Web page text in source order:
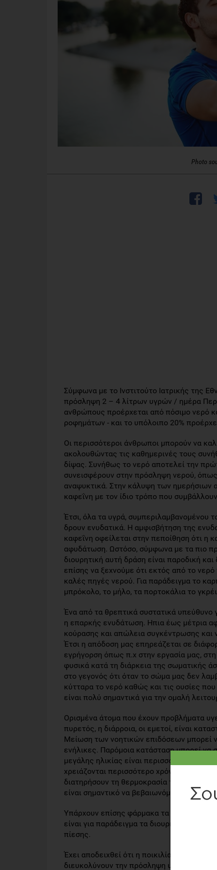
Photo
Σύμφωνα με το Ινστιτούτο Ιατρικής της
πρόσληψη 2 – 4 λίτρων υγρών / ημέρα
ανθρώπους προέρχεται από πόσιμο νερό
ροφημάτων - και το υπόλοιπο 20%
Οι περισσότεροι άνθρωποι μπορούν να
ακολουθώντας τις καθημερινές τους
δίψας. Συνήθως το νερό αποτελεί την
συνεισφέρουν στην πρόσληψη νερού, όπως
αναψυκτικά. Στην κάλυψη των ημερήσιων
καφεΐνη με τον ίδιο τρόπο που
Έτσι, όλα τα υγρά, συμπεριλαμβανομένου
δρουν ενυδατικά. Η αμφισβήτηση της
καφεΐνη οφείλεται στην πεποίθηση ότι η
αφυδάτωση. Ωστόσο, σύμφωνα με τα πιο
διουρητική αυτή δράση είναι παροδική
επίσης να ξεχνούμε ότι εκτός από το
καλές πηγές νερού. Για παράδειγμα το
μπρόκολο, το μήλο, τα πορτοκάλια το
Ένα από τα θρεπτικά συστατικά υπεύθυνο
η επαρκής ενυδάτωση. Hπια έως μέτρια
κούρασης και απώλεια συγκέντρωσης και
Έτσι η απόδοση μας επηρεάζεται σε
εγρήγορση όπως π.χ στην εργασία μας,
φυσικά κατά τη διάρκεια της σωματικής
στο γεγονός ότι όταν το σώμα μας δεν
κύτταρα το νερό καθώς και τις ουσίες
είναι πολύ σημαντικά για την ομαλή
Ορισμένα άτομα που έχουν προβλήματα
πυρετός, η διάρροια, οι εμετοί, είναι
Μείωση των νοητικών επιδόσεων μπορεί
ενήλικες. Παρόμοια κατάσταση μπορεί να
μεγάλης ηλικίας είναι περισσότερα
χρειάζονται περισσότερο χρόνο για την
διατηρήσουν τη θερμοκρασία τους
είναι σημαντικό να βεβαιωνόμαστε ότι
Υπάρχουν επίσης φάρμακα τα οποία
είναι για παράδειγμα τα διουρητικά που
πίεσης.
Έχει αποδειχθεί ότι η ποικιλία και η
διευκολύνουν την πρόσληψη υγρών, ιδίως